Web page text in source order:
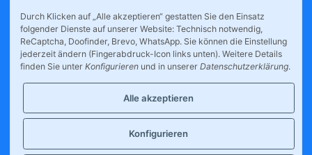
* Alle Preise inkl. gesetzlicher USt., zzgl.Versand
Großhandel für E-Zigaretten, internationale Snacks & Drinks.
Durch Klicken auf „Alle akzeptieren“ gestatten Sie den Einsatz
folgender Dienste auf unserer Website: Technisch notwendig,
ReCaptcha, Doofinder, Brevo, WhatsApp. Sie können die Einstellung
jederzeit ändern (Fingerabdruck-Icon links unten). Weitere Details
finden Sie unter Konfigurieren und in unserer Datenschutzerklärung.
Alle akzeptieren
Konfigurieren